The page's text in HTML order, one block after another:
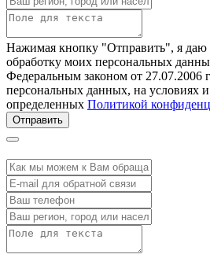
Нажимая кнопку "Отправить", я даю
обработку моих персональных
Федеральным законом от 27.07.2006
персональных данных, на условиях
определенных Политикой
Отправить